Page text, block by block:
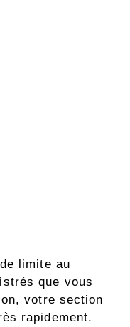
limite au
que vous
votre section
rapidement.